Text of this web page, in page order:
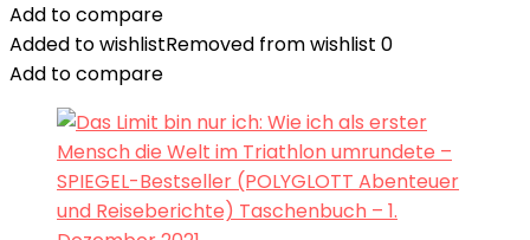
Add to compare
Added to wishlistRemoved from wishlist 0
Add to compare